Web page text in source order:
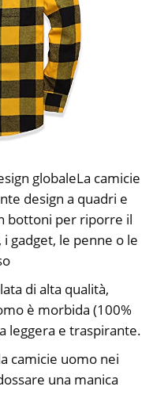
globaleLa camicie
design a quadri e
bottoni per riporre il
gadget, le penne o le
di alta qualità,
è morbida (100%
leggera e traspirante.
camicie uomo nei
una manica